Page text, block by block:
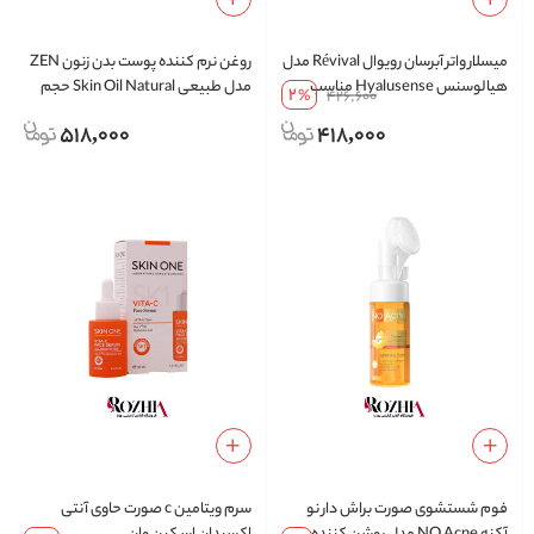
میسلار واتر آبرسان رویوال Révival مدل
هیالوسنس Hyalusense مناسب
426,600
2%
418,000
روغن نرم کننده پوست بدن زنون ZEN
مدل طبیعی Skin Oil Natural حجم
518,000
فوم شستشوی صورت براش دار نو
سرم ویتامین c صورت حاوی آنتی